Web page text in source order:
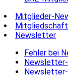
Mitglieder-
Mitgliedschaft
Newsletter
Fehler bei